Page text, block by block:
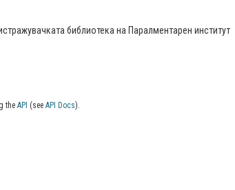
библиотека на Паралментарен институт
the API (see API Docs).